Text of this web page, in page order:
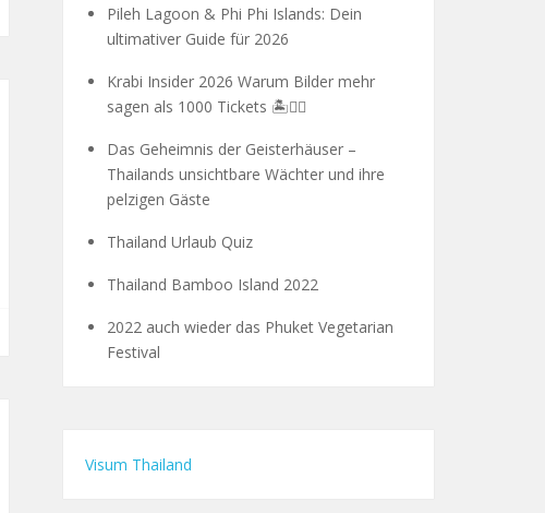
Pileh Lagoon & Phi Phi Islands: Dein
ultimativer Guide für 2026
Krabi Insider 2026 Warum Bilder mehr
sagen als 1000 Tickets 🏝️🧗‍♂️
Das Geheimnis der Geisterhäuser –
Thailands unsichtbare Wächter und ihre
pelzigen Gäste
Thailand Urlaub Quiz
Thailand Bamboo Island 2022
2022 auch wieder das Phuket Vegetarian
Festival
Visum Thailand